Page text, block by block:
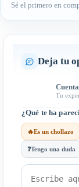
Sé el primero en
Deja tu
Tu
¿Qué te ha
🔥Es un chollazo
❓Tengo una duda